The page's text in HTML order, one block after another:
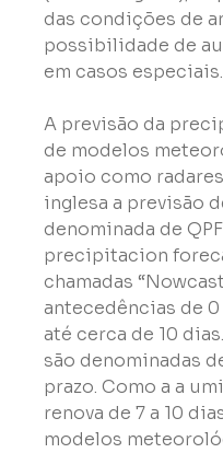
das condições de
possibilidade de
em casos especiais.
A previsão da
de modelos
apoio como
inglesa a previsão
denominada de
precipitacion
chamadas
antecedências de
até cerca de 10
são denominadas
prazo. Como a a
renova de 7 a 10
modelos